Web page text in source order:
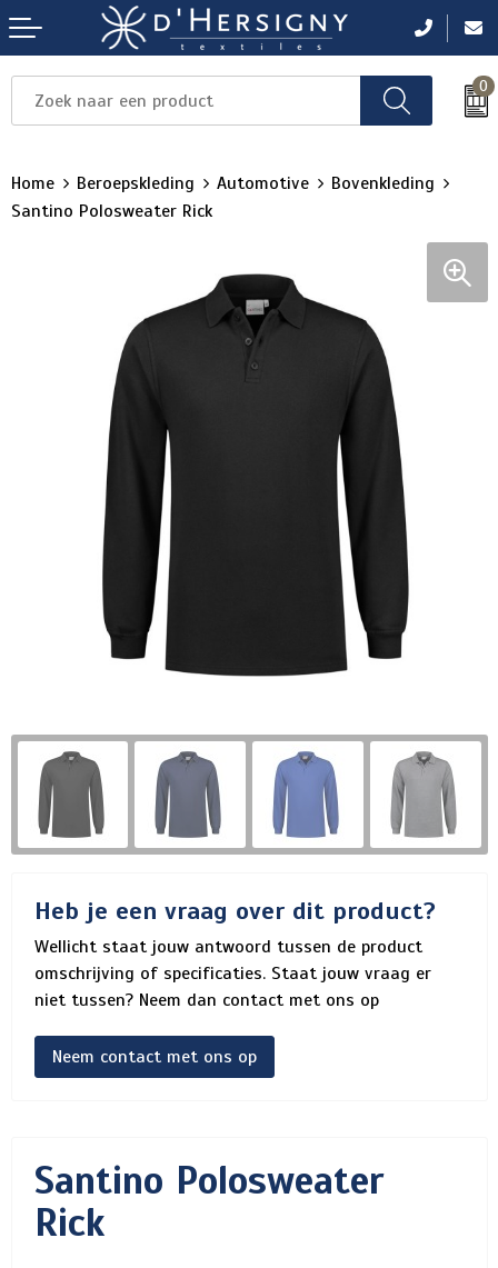
0
Home Beroepskleding Automotive
Bovenkleding
Santino Polosweater Rick
Heb je een vraag over dit product?
Wellicht staat jouw antwoord tussen de product
omschrijving of specificaties. Staat jouw vraag er
niet tussen? Neem dan contact met ons op
Neem contact met ons op
Santino Polosweater
Rick